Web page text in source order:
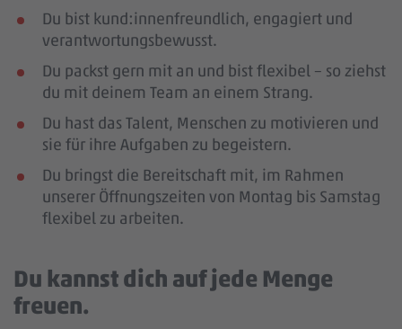
Du bist kund:innenfreundlich, engagiert und
verantwortungsbewusst.
Du packst gern mit an und bist flexibel – so ziehst
du mit deinem Team an einem Strang.
Du hast das Talent, Menschen zu motivieren und
sie für ihre Aufgaben zu begeistern.
Du bringst die Bereitschaft mit, im Rahmen
unserer Öffnungszeiten von Montag bis Samstag
flexibel zu arbeiten.
Du kannst dich auf jede Menge
freuen.